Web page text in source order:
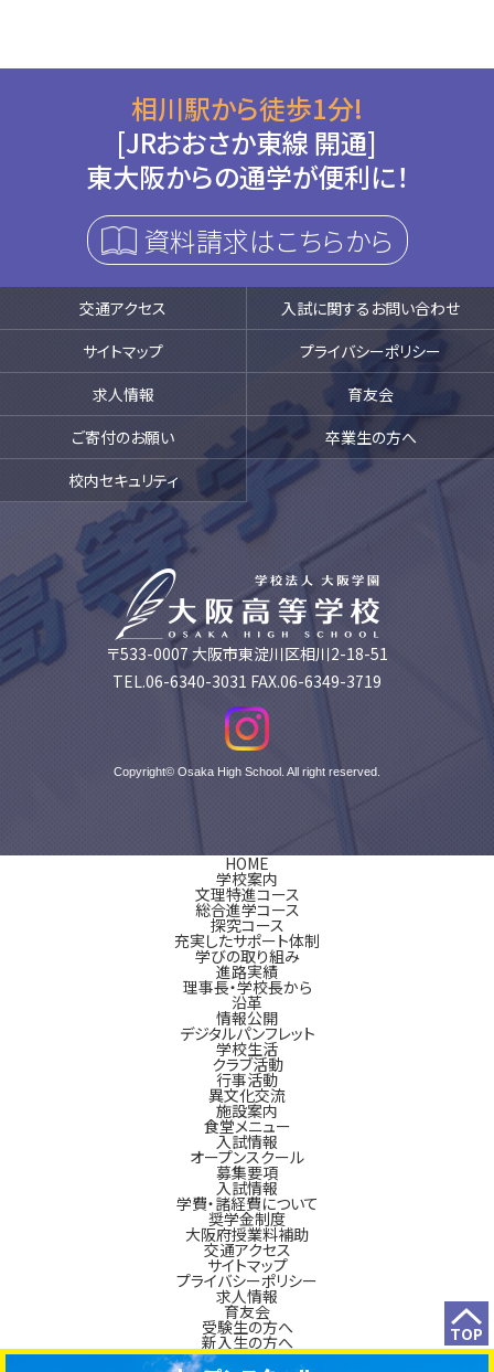
相川駅から徒歩1分!
[JRおおさか東線 開通]
東大阪からの通学が便利に！
資料請求はこちらから
交通アクセス
入試に関するお問い合わせ
サイトマップ
プライバシーポリシー
求人情報
育友会
ご寄付のお願い
卒業生の方へ
校内セキュリティ
〒533-0007 大阪市東淀川区相川2-18-51
TEL.06-6340-3031 FAX.06-6349-3719
Copyright© Osaka High School. All right reserved.
HOME
学校案内
文理特進コース
総合進学コース
探究コース
充実したサポート体制
学びの取り組み
進路実績
理事長・学校長から
沿革
情報公開
デジタルパンフレット
学校生活
クラブ活動
行事活動
異文化交流
施設案内
食堂メニュー
入試情報
オープンスクール
募集要項
入試情報
学費・諸経費について
奨学金制度
大阪府授業料補助
交通アクセス
サイトマップ
プライバシーポリシー
求人情報
育友会
受験生の方へ
新入生の方へ
在校生の方へ
TOP